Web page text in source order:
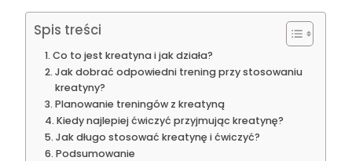
Spis treści
Co to jest kreatyna i jak działa?
Jak dobrać odpowiedni trening przy stosowaniu
kreatyny?
Planowanie treningów z kreatyną
Kiedy najlepiej ćwiczyć przyjmując kreatynę?
Jak długo stosować kreatynę i ćwiczyć?
Podsumowanie